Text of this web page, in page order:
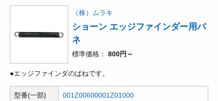
（株）ムラキ
ショーン エッジファインダー用バ
ネ
標準価格 800円～
●エッジファインダのばねです。
型番(一部) 001Z00600001Z01000